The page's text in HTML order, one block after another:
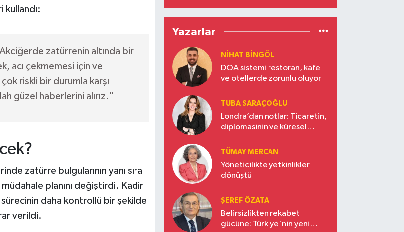
kullandı:
zatürrenin altında bir
acı çekmemesi için ve
riskli bir durumla karşı
güzel haberlerini alırız."
zatürre bulgularının yanı sıra
planını değiştirdi. Kadir
sürecinin daha kontrollü bir şekilde
verildi.
Eriyor
Yazarlar
NIHAT BINGÖL
DOA sistemi restoran, kafe
ve otellerde zorunlu oluyor
TUBA SARAÇOĞLU
Londra’dan notlar: Ticaretin,
diplomasinin ve küresel
Türkiye’nin yükselen gücü
TÜMAY MERCAN
Yöneticilikte yetkinlikler
dönüştü
ŞEREF ÖZATA
Belirsizlikten rekabet
gücüne: Türkiye'nin yeni